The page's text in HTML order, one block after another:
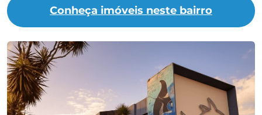
Conheça imóveis neste bairro